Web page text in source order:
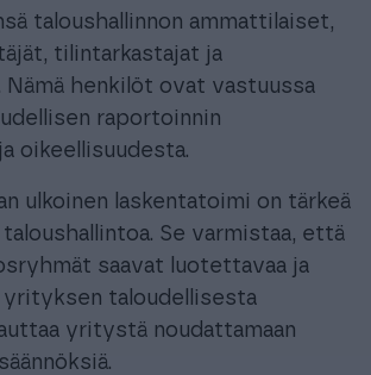
taloushallinnon ammattilaiset,
tilintarkastajat ja
Nämä henkilöt ovat vastuussa
raportoinnin
oikeellisuudesta.
ulkoinen laskentatoimi on tärkeä
Se varmistaa, että
saavat luotettavaa ja
yrityksen taloudellisesta
yritystä noudattamaan